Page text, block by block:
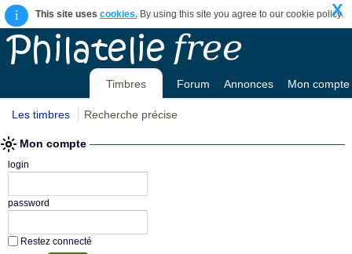
i This site uses cookies.By using this site you agree to our cookie policy.
X
Timbres Forum Annonces Mon compte
Les timbres Recherche précise
Mon compte
login
password
Restez connecté